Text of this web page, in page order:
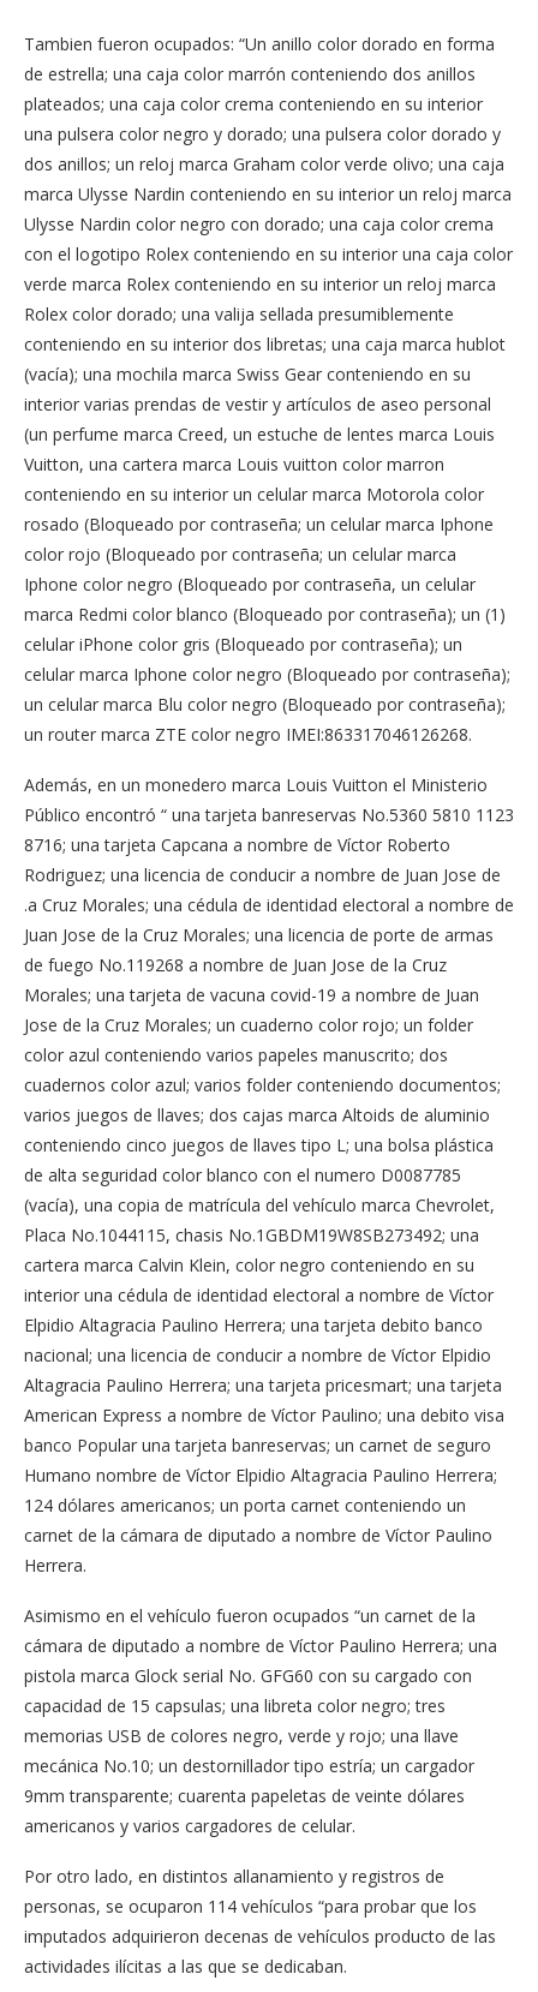
Tambien fueron ocupados: “Un anillo color dorado en forma
de estrella; una caja color marrón conteniendo dos anillos
plateados; una caja color crema conteniendo en su interior
una pulsera color negro y dorado; una pulsera color dorado y
dos anillos; un reloj marca Graham color verde olivo; una caja
marca Ulysse Nardin conteniendo en su interior un reloj marca
Ulysse Nardin color negro con dorado; una caja color crema
con el logotipo Rolex conteniendo en su interior una caja color
verde marca Rolex conteniendo en su interior un reloj marca
Rolex color dorado; una valija sellada presumiblemente
conteniendo en su interior dos libretas; una caja marca hublot
(vacía); una mochila marca Swiss Gear conteniendo en su
interior varias prendas de vestir y artículos de aseo personal
(un perfume marca Creed, un estuche de lentes marca Louis
Vuitton, una cartera marca Louis vuitton color marron
conteniendo en su interior un celular marca Motorola color
rosado (Bloqueado por contraseña; un celular marca Iphone
color rojo (Bloqueado por contraseña; un celular marca
Iphone color negro (Bloqueado por contraseña, un celular
marca Redmi color blanco (Bloqueado por contraseña); un (1)
celular iPhone color gris (Bloqueado por contraseña); un
celular marca Iphone color negro (Bloqueado por contraseña);
un celular marca Blu color negro (Bloqueado por contraseña);
un router marca ZTE color negro IMEI:863317046126268.
Además, en un monedero marca Louis Vuitton el Ministerio
Público encontró “ una tarjeta banreservas No.5360 5810 1123
8716; una tarjeta Capcana a nombre de Víctor Roberto
Rodriguez; una licencia de conducir a nombre de Juan Jose de
.a Cruz Morales; una cédula de identidad electoral a nombre de
Juan Jose de la Cruz Morales; una licencia de porte de armas
de fuego No.119268 a nombre de Juan Jose de la Cruz
Morales; una tarjeta de vacuna covid-19 a nombre de Juan
Jose de la Cruz Morales; un cuaderno color rojo; un folder
color azul conteniendo varios papeles manuscrito; dos
cuadernos color azul; varios folder conteniendo documentos;
varios juegos de llaves; dos cajas marca Altoids de aluminio
conteniendo cinco juegos de llaves tipo L; una bolsa plástica
de alta seguridad color blanco con el numero D0087785
(vacía), una copia de matrícula del vehículo marca Chevrolet,
Placa No.1044115, chasis No.1GBDM19W8SB273492; una
cartera marca Calvin Klein, color negro conteniendo en su
interior una cédula de identidad electoral a nombre de Víctor
Elpidio Altagracia Paulino Herrera; una tarjeta debito banco
nacional; una licencia de conducir a nombre de Víctor Elpidio
Altagracia Paulino Herrera; una tarjeta pricesmart; una tarjeta
American Express a nombre de Víctor Paulino; una debito visa
banco Popular una tarjeta banreservas; un carnet de seguro
Humano nombre de Víctor Elpidio Altagracia Paulino Herrera;
124 dólares americanos; un porta carnet conteniendo un
carnet de la cámara de diputado a nombre de Víctor Paulino
Herrera.
Asimismo en el vehículo fueron ocupados “un carnet de la
cámara de diputado a nombre de Víctor Paulino Herrera; una
pistola marca Glock serial No. GFG60 con su cargado con
capacidad de 15 capsulas; una libreta color negro; tres
memorias USB de colores negro, verde y rojo; una llave
mecánica No.10; un destornillador tipo estría; un cargador
9mm transparente; cuarenta papeletas de veinte dólares
americanos y varios cargadores de celular.
Por otro lado, en distintos allanamiento y registros de
personas, se ocuparon 114 vehículos “para probar que los
imputados adquirieron decenas de vehículos producto de las
actividades ilícitas a las que se dedicaban.